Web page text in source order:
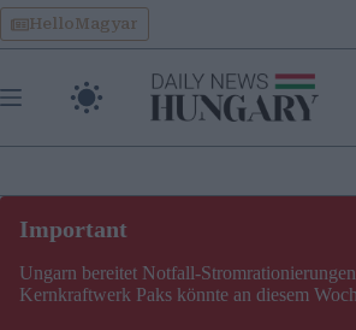
Skip
to
content
HelloMagyar
Ungarn bereitet Notfall-
Kernkraftwerk Paks könnte an diesem